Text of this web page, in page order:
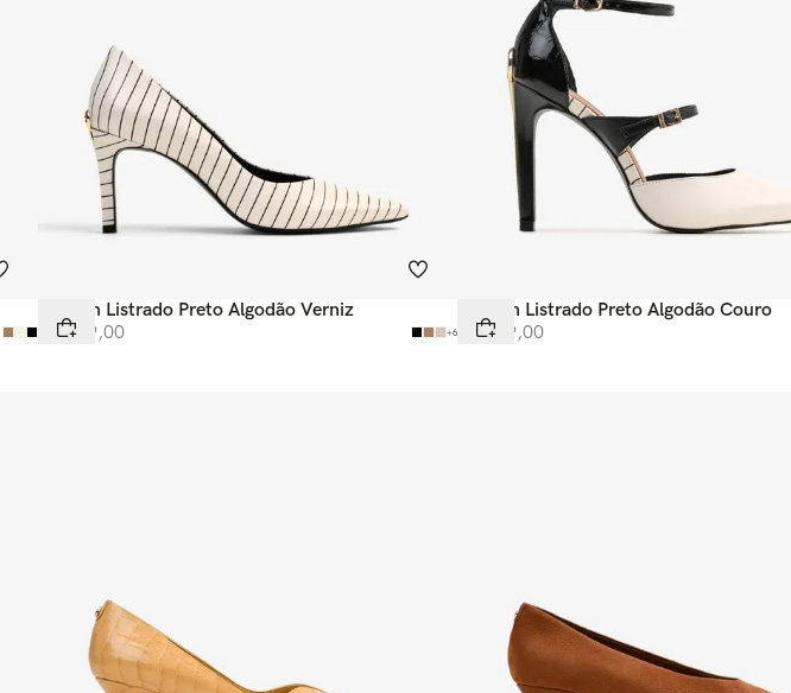
Scarpin Listrado Preto Algodão Verniz
R$ 599,00 +6
Scarpin Listrado Preto Algodão Couro
R$ 699,00